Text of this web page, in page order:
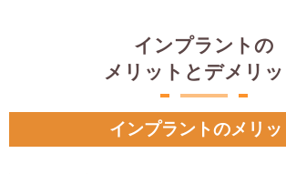
インプラントの
メリットとデメリッ
インプラントのメリッ